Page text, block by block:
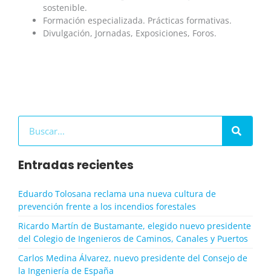
sostenible.
Formación especializada. Prácticas formativas.
Divulgación, Jornadas, Exposiciones, Foros.
Buscar
Entradas recientes
Eduardo Tolosana reclama una nueva cultura de
prevención frente a los incendios forestales
Ricardo Martín de Bustamante, elegido nuevo presidente
del Colegio de Ingenieros de Caminos, Canales y Puertos
Carlos Medina Álvarez, nuevo presidente del Consejo de
la Ingeniería de España